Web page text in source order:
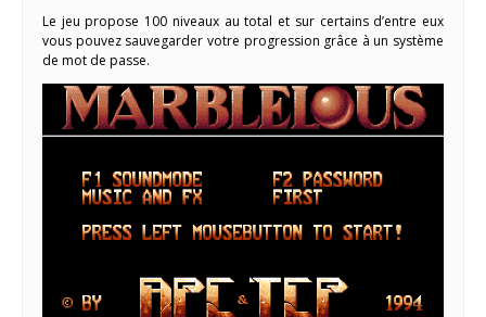
Le jeu propose 100 niveaux au total et sur certains d’entre eux
vous pouvez sauvegarder votre progression grâce à un système
de mot de passe.